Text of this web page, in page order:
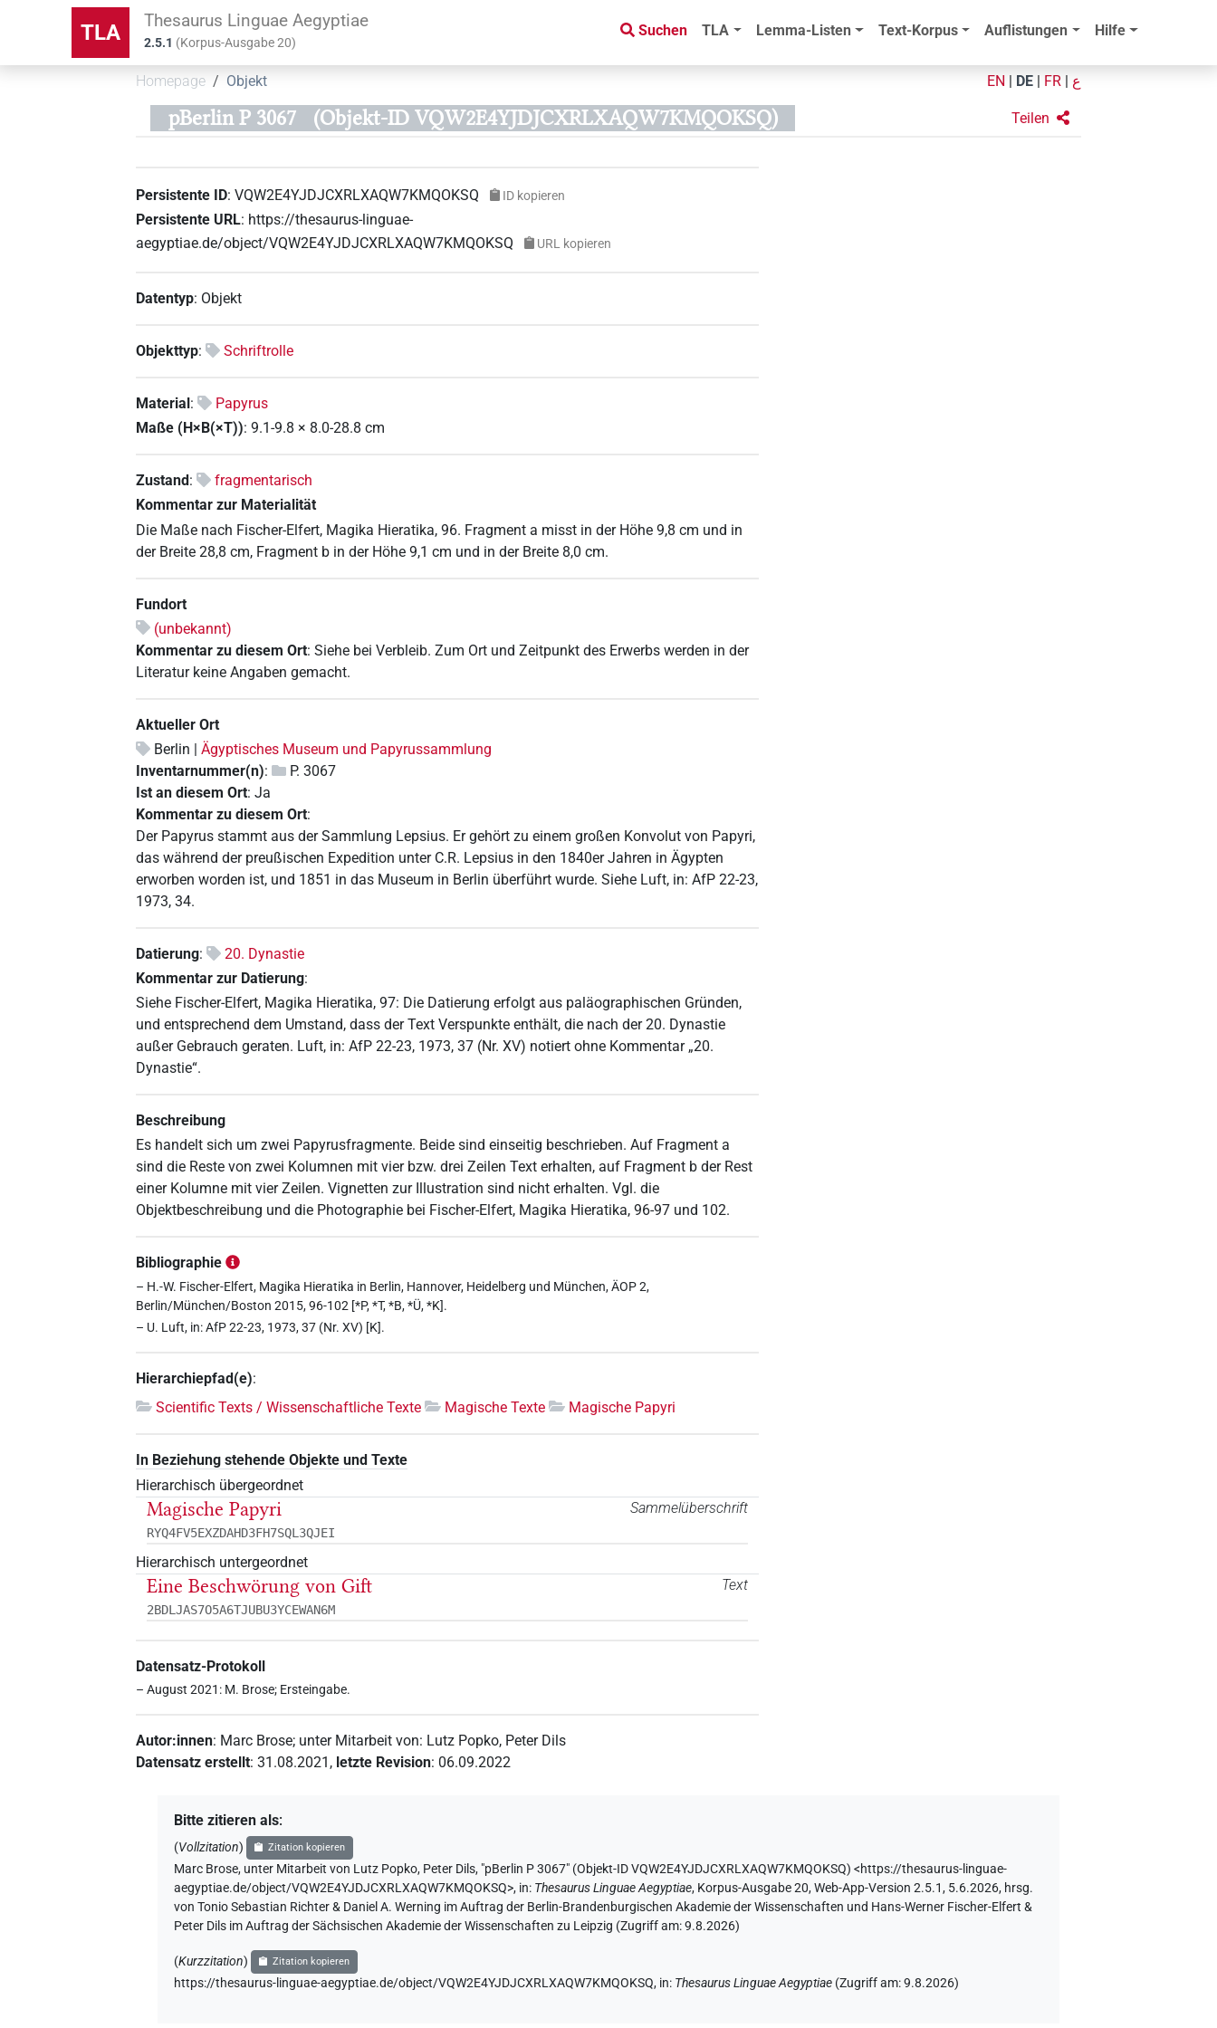
TLA Thesaurus Linguae Aegyptiae
2.5.1 (Korpus-Ausgabe20)
Suchen TLA Lemma-Listen Text-Korpus Auflistungen Hilfe
Homepage Objekt EN DE FR ع
pBerlin P 3067 (Objekt-ID VQW2E4YJDJCXRLXAQW7KMQOKSQ) Teilen
Persistente ID:VQW2E4YJDJCXRLXAQW7KMQOKSQ ID kopieren
Persistente URL: https://thesaurus-linguae-
aegyptiae.de/object/VQW2E4YJDJCXRLXAQW7KMQOKSQ
URL kopieren
Datentyp: Objekt
Objekttyp: Schriftrolle
Material:
Papyrus
Maße (H×B(×T)):9.1-9.8 × 8.0-28.8 cm
Zustand :
fragmentarisch
Kommentar zur Materialität
Die Maße nach Fischer-Elfert, Magika Hieratika, 96. Fragment a misst in der Höhe 9,8 cm und in
der Breite 28,8 cm, Fragment b in der Höhe 9,1 cm und in der Breite 8,0 cm.
Fundort
(unbekannt)
Kommentar zu diesem Ort:Siehe bei Verbleib. Zum Ort und Zeitpunkt des Erwerbs werden in der
Literatur keine Angaben gemacht.
Aktueller Ort
Berlin |Ägyptisches Museum und Papyrussammlung
Inventarnummer(n):
P. 3067
Ist an diesem Ort:Ja
Kommentar zu diesem Ort:
Der Papyrus stammt aus der Sammlung Lepsius. Er gehört zu einem großen Konvolut von Papyri,
das während der preußischen Expedition unter C.R. Lepsius in den 1840er Jahren in Ägypten
erworben worden ist, und 1851 in das Museum in Berlin überführt wurde. Siehe Luft, in: AfP 22-23,
1973, 34.
Datierung:
20. Dynastie
Kommentar zur Datierung:
Siehe Fischer-Elfert, Magika Hieratika, 97: Die Datierung erfolgt aus paläographischen Gründen,
und entsprechend dem Umstand, dass der Text Verspunkte enthält, die nach der 20. Dynastie
außer Gebrauch geraten. Luft, in: AfP 22-23, 1973, 37 (Nr. XV) notiert ohne Kommentar „20.
Dynastie“.
Beschreibung
Es handelt sich um zwei Papyrusfragmente. Beide sind einseitig beschrieben. Auf Fragment a
sind die Reste von zwei Kolumnen mit vier bzw. drei Zeilen Text erhalten, auf Fragment b der Rest
einer Kolumne mit vier Zeilen. Vignetten zur Illustration sind nicht erhalten. Vgl. die
Objektbeschreibung und die Photographie bei Fischer-Elfert, Magika Hieratika, 96-97 und 102.
Bibliographie
– H.-W. Fischer-Elfert, Magika Hieratika in Berlin, Hannover, Heidelberg und München, ÄOP 2,
Berlin/München/Boston 2015, 96-102 [*P, *T, *B, *Ü, *K].
– U. Luft, in: AfP 22-23, 1973, 37 (Nr. XV) [K].
Hierarchiepfad(e):
Scientific Texts / Wissenschaftliche Texte
Magische Texte Magische Papyri
In Beziehung stehende Objekte und Texte
Hierarchisch übergeordnet
Sammelüberschrift
Magische Papyri
RYQ4FV5EXZDAHD3FH7SQL3QJEI
Hierarchisch untergeordnet
Text
Eine Beschwörung von Gift
2BDLJAS7O5A6TJUBU3YCEWAN6M
Datensatz-Protokoll
– August 2021: M. Brose; Ersteingabe.
Autor:innen: Marc Brose; unter Mitarbeit von: Lutz Popko, Peter Dils
Datensatz erstellt:31.08.2021 , letzte Revision: 06.09.2022
Bitte zitieren als:
(Vollzitation) Zitation kopieren
Marc Brose, unter Mitarbeit von Lutz Popko, Peter Dils, "pBerlin P 3067" (Objekt-ID VQW2E4YJDJCXRLXAQW7KMQOKSQ)<https://thesaurus-linguae-
aegyptiae.de/object/VQW2E4YJDJCXRLXAQW7KMQOKSQ>, in: Thesaurus Linguae Aegyptiae, Korpus-Ausgabe 20, Web-App-Version 2.5.1, 5.6.2026, hrsg.
von Tonio Sebastian Richter & Daniel A. Werning im Auftrag der Berlin-Brandenburgischen Akademie der Wissenschaften und Hans-Werner Fischer-Elfert &
Peter Dils im Auftrag der Sächsischen Akademie der Wissenschaften zu Leipzig (Zugriff am:9.8.2026)
(Kurzzitation) Zitation kopieren
https://thesaurus-linguae-aegyptiae.de/object/VQW2E4YJDJCXRLXAQW7KMQOKSQ, in: Thesaurus Linguae Aegyptiae (Zugriff am:9.8.2026)